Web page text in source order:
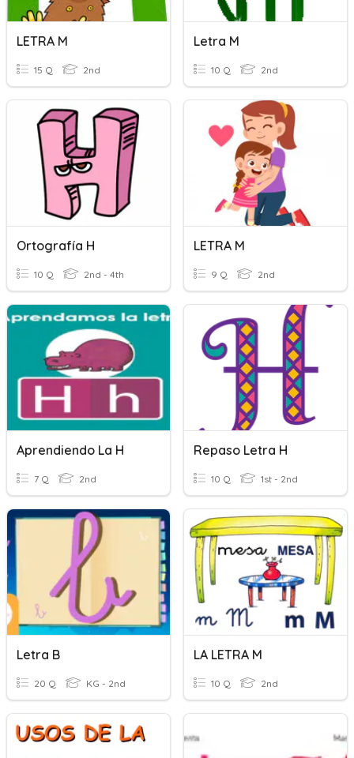
LETRA M
15 Q 2nd
Letra M
10 Q 2nd
Ortografía H
10 Q 2nd - 4th
LETRA M
9 Q 2nd
Aprendiendo La H
7 Q 2nd
Repaso Letra H
10 Q 1st - 2nd
Letra B
20 Q KG - 2nd
LA LETRA M
10 Q 2nd